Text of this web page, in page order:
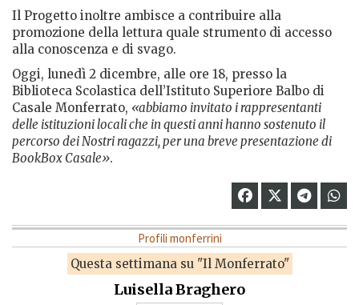
Il Progetto inoltre ambisce a contribuire alla
promozione della lettura quale strumento di accesso
alla conoscenza e di svago.
Oggi, lunedì 2 dicembre, alle ore 18, presso la
Biblioteca Scolastica dell’Istituto Superiore Balbo di
Casale Monferrato, «abbiamo invitato i rappresentanti
delle istituzioni locali che in questi anni hanno sostenuto il
percorso dei Nostri ragazzi, per una breve presentazione di
BookBox Casale».
Profili monferrini
Questa settimana su "Il Monferrato"
Luisella Braghero